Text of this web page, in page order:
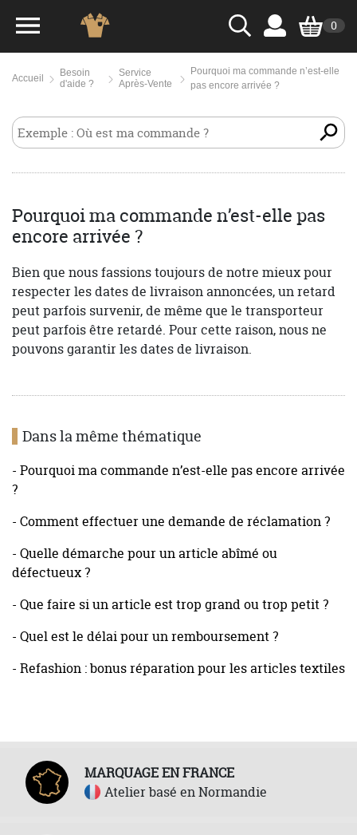
0
Accueil
Besoin
d'aide ?
Service
Après-Vente
Pourquoi ma commande n’est-elle
pas encore arrivée ?
Pourquoi ma commande n’est-elle pas
encore arrivée ?
Bien que nous fassions toujours de notre mieux pour
respecter les dates de livraison annoncées, un retard
peut parfois survenir, de même que le transporteur
peut parfois être retardé. Pour cette raison, nous ne
pouvons garantir les dates de livraison.
Dans la même thématique
- Pourquoi ma commande n’est-elle pas encore arrivée
?
- Comment effectuer une demande de réclamation ?
- Quelle démarche pour un article abîmé ou
défectueux ?
- Que faire si un article est trop grand ou trop petit ?
- Quel est le délai pour un remboursement ?
- Refashion : bonus réparation pour les articles textiles
MARQUAGE EN FRANCE
Atelier basé en Normandie